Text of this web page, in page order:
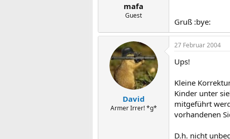
mafa
Guest
Gruß :bye:
David
Armer Irrer! *g*
27 Februar 2004
Ups!
Kleine
Kinder unter
mitgeführt
vorhandenen
D.h. nicht